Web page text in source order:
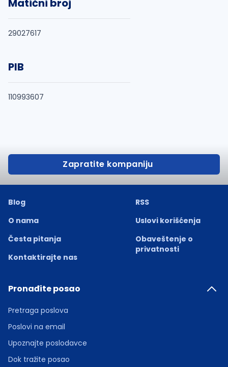
Matični broj
29027617
PIB
110993607
Zapratite kompaniju
Blog
O nama
Česta pitanja
Kontaktirajte nas
RSS
Uslovi korišćenja
Obaveštenje o
privatnosti
Pronađite posao
Pretraga poslova
Poslovi na email
Upoznajte poslodavce
Dok tražite posao